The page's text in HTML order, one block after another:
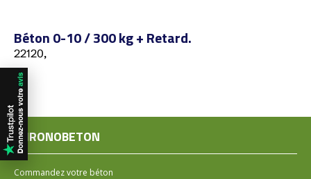
Béton 0-10 / 300 kg + Retard.
22120,
CHRONOBETON
Commandez votre béton